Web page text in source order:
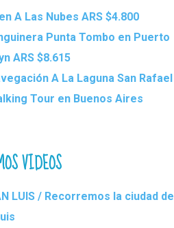
A Las Nubes ARS $4.800
Punta Tombo en Puerto
ARS $8.615
A La Laguna San Rafael
Tour en Buenos Aires
VIDEOS
LUIS / Recorremos la ciudad de